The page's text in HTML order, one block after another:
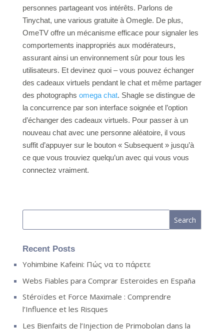
personnes partageant vos intérêts. Parlons de
Tinychat, une various gratuite à Omegle. De plus,
OmeTV offre un mécanisme efficace pour signaler les
comportements inappropriés aux modérateurs,
assurant ainsi un environnement sûr pour tous les
utilisateurs. Et devinez quoi – vous pouvez échanger
des cadeaux virtuels pendant le chat et même partager
des photographs omega chat. Shagle se distingue de
la concurrence par son interface soignée et l’option
d’échanger des cadeaux virtuels. Pour passer à un
nouveau chat avec une personne aléatoire, il vous
suffit d’appuyer sur le bouton « Subsequent » jusqu’à
ce que vous trouviez quelqu’un avec qui vous vous
connectez vraiment.
Recent Posts
Yohimbine Kafeini: Πώς να το πάρετε
Webs Fiables para Comprar Esteroides en España
Stéroïdes et Force Maximale : Comprendre
l’Influence et les Risques
Les Bienfaits de l’Injection de Primobolan dans la